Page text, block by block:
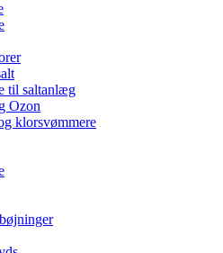
til saltanlæg
Ozon
klorsvømmere